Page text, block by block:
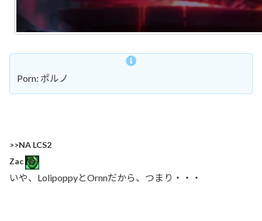
Porn: ポルノ
>>NA LCS2
Zac
いや、LolipoppyとOrnnだから、つまり・・・